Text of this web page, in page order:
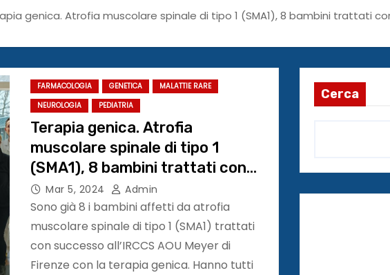
genica. Atrofia muscolare spinale di tipo 1 (SMA1), 8 bambini trattati
FARMACOLOGIA GENETICA
MALATTIE RARE
NEUROLOGIA
PEDIATRIA
Terapia genica. Atrofia
muscolare spinale di tipo 1
(SMA1), 8 bambini trattati con
successo al Meyer di Firenze
Mar 5, 2024 Admin
Sono già 8 i bambini affetti da atrofia
muscolare spinale di tipo 1 (SMA1) trattati
con successo all’IRCCS AOU Meyer di
Firenze con la terapia genica. Hanno tutti
Cerca